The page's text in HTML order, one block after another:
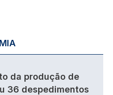
da produção de
36 despedimentos